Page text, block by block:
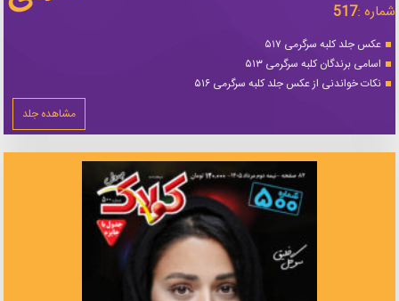
شماره :517
عکس جلد کلبه سرگرمی ۵۱۷
اسامی برندگان کلبه سرگرمی ۵۱۳
نکات خواندنی از عکس جلد کلبه سرگرمی ۵۱۶
مشاهده جلد